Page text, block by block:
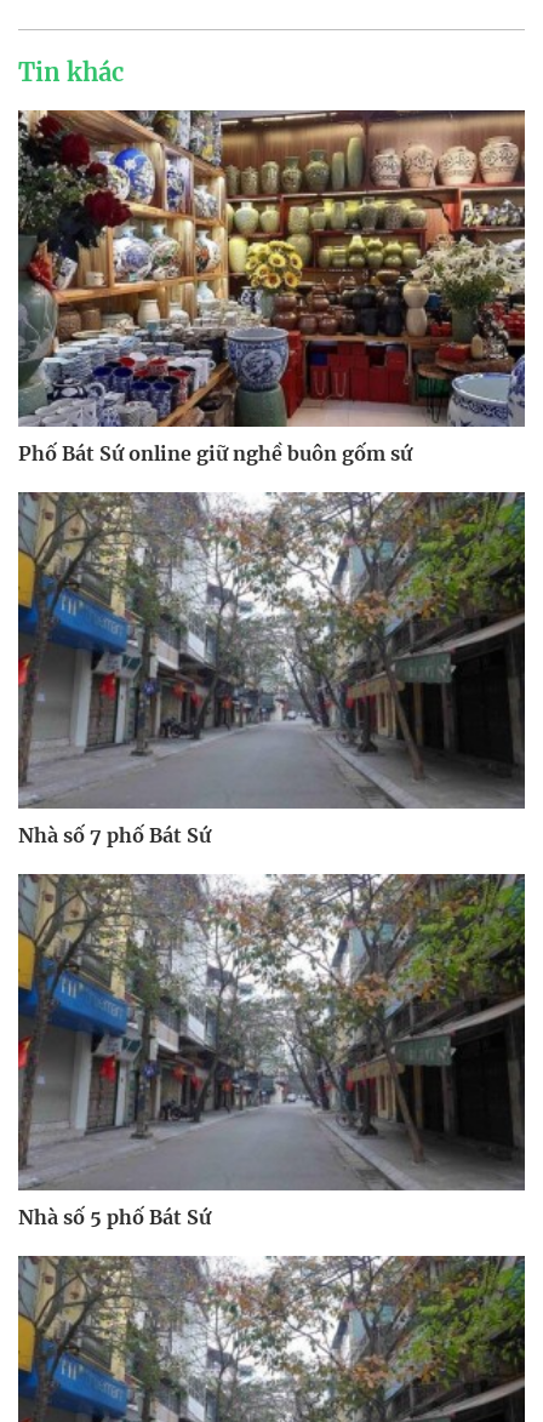
Tin khác
Phố Bát Sứ online giữ nghề buôn gốm sứ
Nhà số 7 phố Bát Sứ
Nhà số 5 phố Bát Sứ